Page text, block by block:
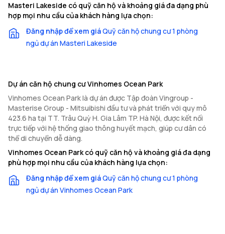
Masteri Lakeside có quỹ căn hộ và khoảng giá đa dạng phù
hợp mọi nhu cầu của khách hàng lựa chọn:
Đăng nhập để xem giáQuỹ căn hộ chung cư 1 phòng
ngủ dự án Masteri Lakeside
Dự án căn hộ chung cư Vinhomes Ocean Park
Vinhomes Ocean Park là dự án được Tập đoàn Vingroup -
Masterise Group - Mitsuibishi đầu tư và phát triển với quy mô
423.6 ha tại TT. Trâu Quỳ H. Gia Lâm TP. Hà Nội, được kết nối
trực tiếp với hệ thống giao thông huyết mạch, giúp cư dân có
thể di chuyển dễ dàng.
Vinhomes Ocean Park có quỹ căn hộ và khoảng giá đa dạng
phù hợp mọi nhu cầu của khách hàng lựa chọn:
Đăng nhập để xem giáQuỹ căn hộ chung cư 1 phòng
ngủ dự án Vinhomes Ocean Park